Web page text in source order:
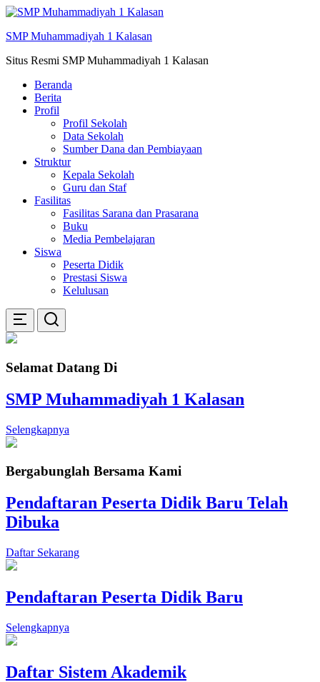
Skip
konten
SMP Muhammadiyah 1 Kalasan
Situs Resmi SMP Muhammadiyah 1 Kalasan
Beranda
Berita
Profil
Profil Sekolah
Data Sekolah
Sumber Dana dan Pembiayaan
Struktur
Kepala Sekolah
Guru dan Staf
Fasilitas
Fasilitas Sarana dan Prasarana
Buku
Media Pembelajaran
Siswa
Peserta Didik
Prestasi Siswa
Kelulusan
Selamat Datang Di
SMP Muhammadiyah 1 Kalasan
Selengkapnya
Bergabunglah Bersama Kami
Pendaftaran Peserta Didik Baru Telah
Dibuka
Daftar Sekarang
Pendaftaran Peserta Didik Baru
Selengkapnya
Daftar Sistem Akademik